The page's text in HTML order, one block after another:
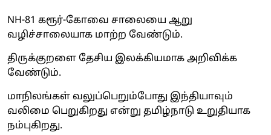
NH-81 கரூர்-கோவை சாலையை ஆறு
வழிச்சாலையாக மாற்ற வேண்டும்.
திருக்குறளை தேசிய இலக்கியமாக அறிவிக்க
வேண்டும்.
மாநிலங்கள் வலுப்பெறும்போது இந்தியாவும்
வலிமை பெறுகிறது என்று தமிழ்நாடு உறுதியாக
நம்புகிறது.